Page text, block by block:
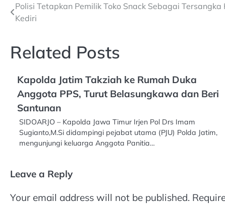
Post
Polisi Tetapkan Pemilik Toko Snack Sebagai
Kediri
Related Posts
Kapolda Jatim Takziah ke Rumah Duka
Anggota PPS, Turut Belasungkawa dan Beri
Santunan
SIDOARJO – Kapolda Jawa Timur Irjen Pol Drs Imam
Sugianto,M.Si didampingi pejabat utama (PJU) Polda Jatim,
mengunjungi keluarga Anggota Panitia…
Leave a Reply
Your email address will not be published.